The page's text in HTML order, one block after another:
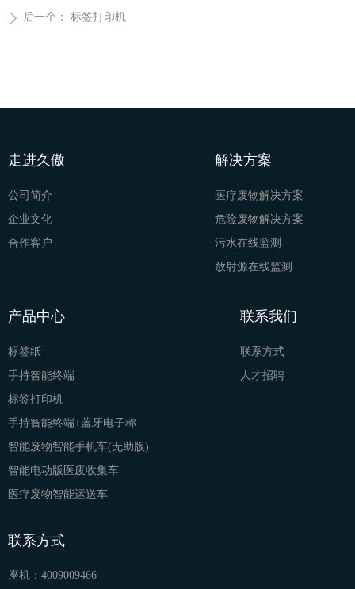
ꄲ 后一个： 标签打印机
座机： 4009009466
联系方式
走进久傲
公司简介
企业文化
合作客户
解决方案
医疗废物解决方案
危险废物解决方案
污水在线监测
放射源在线监测
产品中心
标签纸
手持智能终端
标签打印机
手持智能终端+蓝牙电子称
智能废物智能手机车(无助版)
智能电动版医废收集车
医疗废物智能运送车
联系我们
联系方式
人才招聘